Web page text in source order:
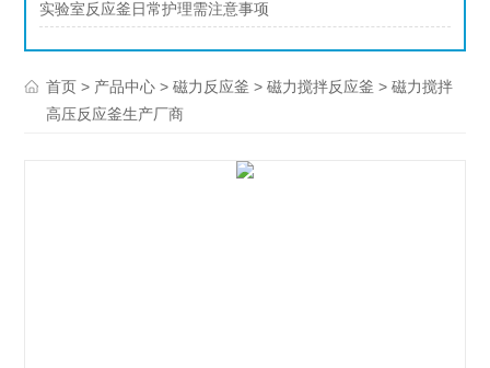
实验室反应釜日常护理需注意事项
首页 > 产品中心 >磁力反应釜 >磁力搅拌反应釜 > 磁力搅拌
高压反应釜生产厂商